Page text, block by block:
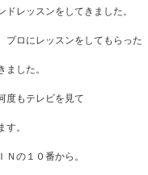
レッスンをしてきました。
プロにレッスンをしてもらった
した。
度もテレビを見て
。
の１０番から。